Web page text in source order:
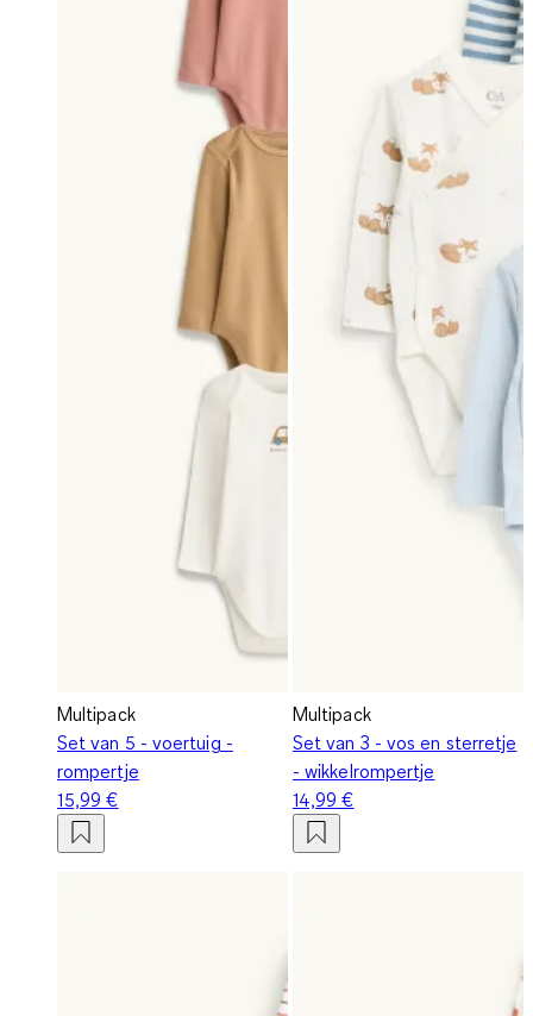
Multipack
Set van 5 - voertuig -
rompertje
15,99 €
Multipack
Set van 3 - vos en sterretje
- wikkelrompertje
14,99 €